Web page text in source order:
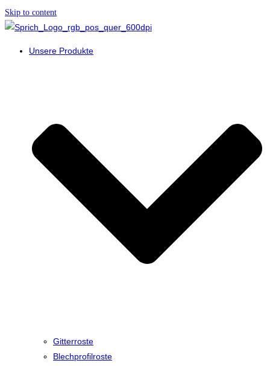
Skip to content
Unsere Produkte
Gitterroste
Blechprofilroste